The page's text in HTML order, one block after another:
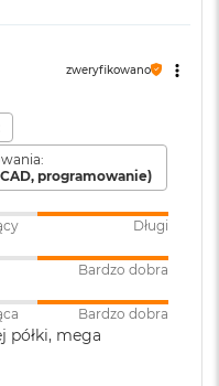
coś na iPhonie i wkleić to
FaceTime i
Wiadomości
6
Center Stage z
Widok blatu
zweryfikowano
programowanie)
Długi
Bardzo dobra
Bardzo dobra
półki, mega